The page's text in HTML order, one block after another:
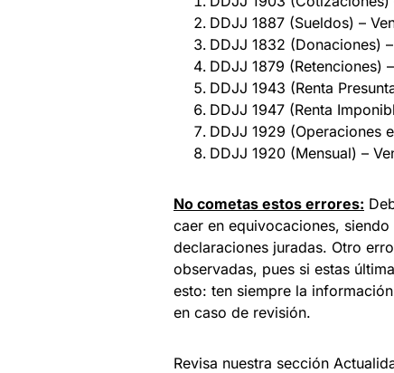
DDJJ 1887 (Sueldos) –
DDJJ 1832 (Donaciones)
DDJJ 1879 (Retenciones)
DDJJ 1943 (Renta
DDJJ 1947 (Renta
DDJJ 1929 (Operaciones
DDJJ 1920 (Mensual) –
No cometas estos errores:
caer en equivocaciones,
declaraciones juradas. Otro
observadas, pues si estas
esto: ten siempre la
en caso de revisión.
Revisa nuestra sección